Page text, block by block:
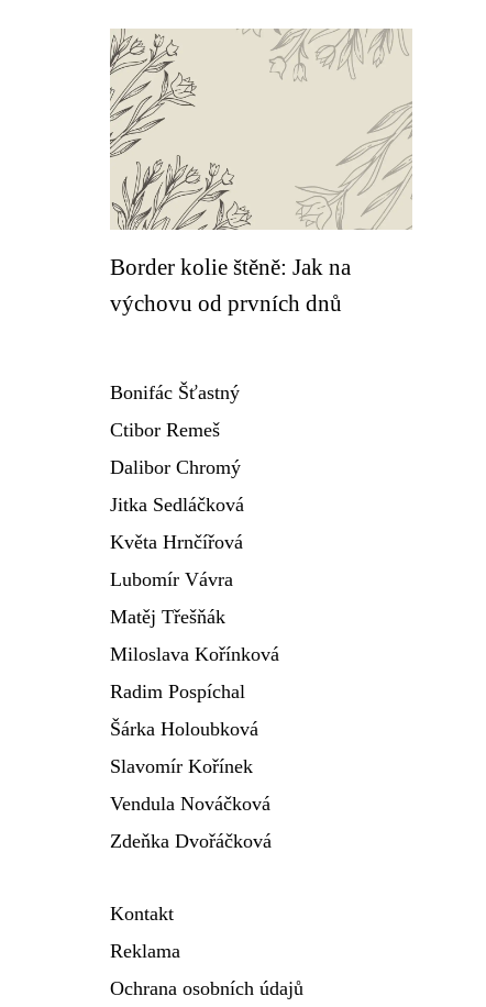
Border kolie štěně: Jak na
výchovu od prvních dnů
Bonifác Šťastný
Ctibor Remeš
Dalibor Chromý
Jitka Sedláčková
Květa Hrnčířová
Lubomír Vávra
Matěj Třešňák
Miloslava Kořínková
Radim Pospíchal
Šárka Holoubková
Slavomír Kořínek
Vendula Nováčková
Zdeňka Dvořáčková
Kontakt
Reklama
Ochrana osobních údajů